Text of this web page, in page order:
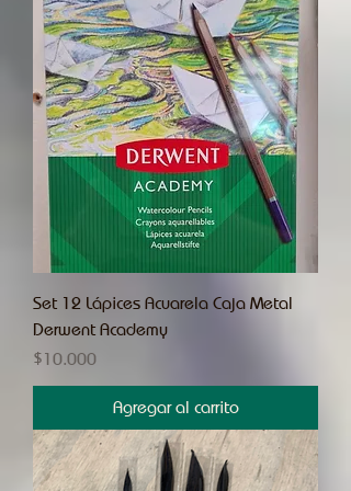
Set 12 Lápices Acuarela Caja Metal
Derwent Academy
Precio
$10.000
Agregar al carrito